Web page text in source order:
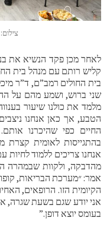
לאחר מכן פקד הנשיא את
קליש רותם עם מנהל בית
בית החולים רמב”ם, ד”ר
שני ברוש, ושמע מהם על
מלמד את כולנו שיעור
הטבע, אך כאן אנחנו
החיים כפי שהיכרנו
בהתגייסות לאומית
אנחנו צריכים ללמוד לחיות
מהדבקה, ולקוות שבמהרה
אמר: ״מערכת הבריאות,
הקיומית הזו. הרופאים,
אני יודע שגם בשעת שגרה,
בעומס יוצא דופן.”